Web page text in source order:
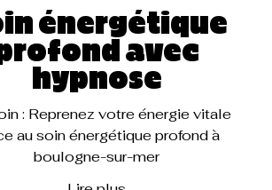
énergétique
avec
hypnose
: Reprenez votre énergie vitale
au soin énergétique profond à
boulogne-sur-mer